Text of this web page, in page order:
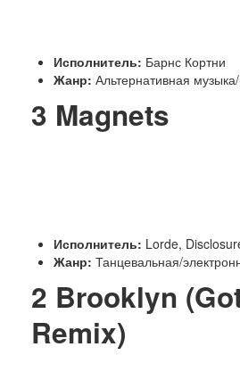
Исполнитель: Барнс Кортни
Жанр: Альтернативная
3 Magnets
Исполнитель: Lorde,
Жанр: Танцевальная/
2 Brooklyn
Remix)